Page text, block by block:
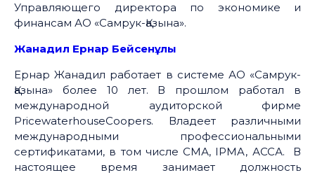
Управляющего директора по экономике и
финансам АО «Самрук-Қазына».
Жанадил Ернар Бейсенұлы
Ернар Жанадил работает в системе АО «Самрук-
Қазына» более 10 лет. В прошлом работал в
международной аудиторской фирме
PricewaterhouseCoopers. Владеет различными
международными профессиональными
сертификатами, в том числе СМА, IPMA, АССА. В
настоящее время занимает должность